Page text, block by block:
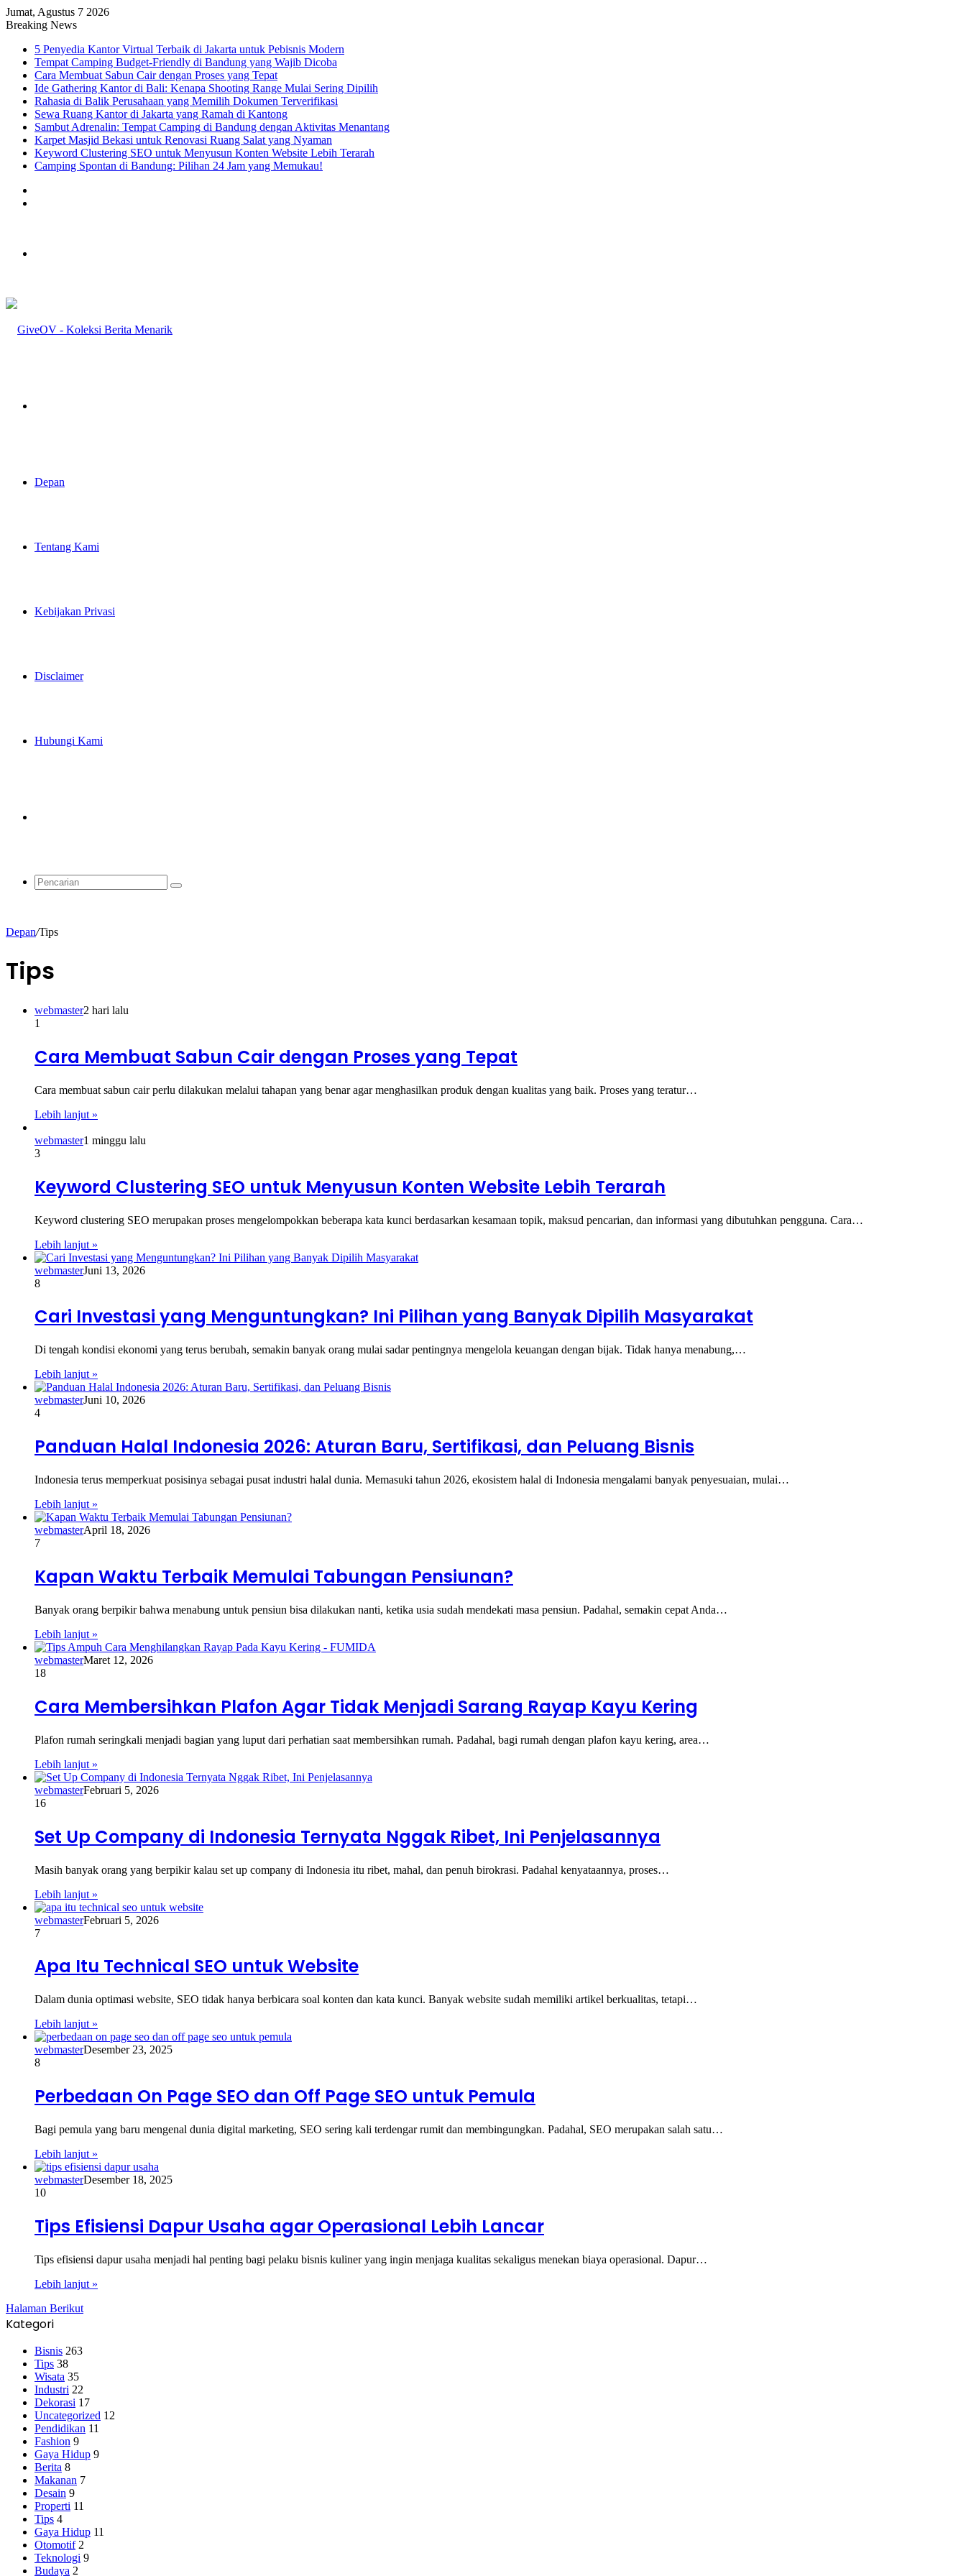
Jumat, Agustus 7 2026
Breaking News
5 Penyedia Kantor Virtual Terbaik di Jakarta untuk Pebisnis Modern
Tempat Camping Budget-Friendly di Bandung yang Wajib Dicoba
Cara Membuat Sabun Cair dengan Proses yang Tepat
Ide Gathering Kantor di Bali: Kenapa Shooting Range Mulai Sering Dipilih
Rahasia di Balik Perusahaan yang Memilih Dokumen Terverifikasi
Sewa Ruang Kantor di Jakarta yang Ramah di Kantong
Sambut Adrenalin: Tempat Camping di Bandung dengan Aktivitas Menantang
Karpet Masjid Bekasi untuk Renovasi Ruang Salat yang Nyaman
Keyword Clustering SEO untuk Menyusun Konten Website Lebih Terarah
Camping Spontan di Bandung: Pilihan 24 Jam yang Memukau!
Depan
Tentang Kami
Kebijakan Privasi
Disclaimer
Hubungi Kami
Acak
Pencarian
Depan/Tips
Tips
webmaster2 hari lalu
1
Cara Membuat Sabun Cair dengan Proses yang Tepat
Cara membuat sabun cair perlu dilakukan melalui tahapan yang benar agar menghasilkan produk dengan kualitas yang baik. Proses yang teratur…
Lebih lanjut »
webmaster1 minggu lalu
3
Keyword Clustering SEO untuk Menyusun Konten Website Lebih Terarah
Keyword clustering SEO merupakan proses mengelompokkan beberapa kata kunci berdasarkan kesamaan topik, maksud pencarian, dan informasi yang dibutuhkan pengguna. Cara…
Lebih lanjut »
webmasterJuni 13, 2026
8
Cari Investasi yang Menguntungkan? Ini Pilihan yang Banyak Dipilih Masyarakat
Di tengah kondisi ekonomi yang terus berubah, semakin banyak orang mulai sadar pentingnya mengelola keuangan dengan bijak. Tidak hanya menabung,…
Lebih lanjut »
webmasterJuni 10, 2026
4
Panduan Halal Indonesia 2026: Aturan Baru, Sertifikasi, dan Peluang Bisnis
Indonesia terus memperkuat posisinya sebagai pusat industri halal dunia. Memasuki tahun 2026, ekosistem halal di Indonesia mengalami banyak penyesuaian, mulai…
Lebih lanjut »
webmasterApril 18, 2026
7
Kapan Waktu Terbaik Memulai Tabungan Pensiunan?
Banyak orang berpikir bahwa menabung untuk pensiun bisa dilakukan nanti, ketika usia sudah mendekati masa pensiun. Padahal, semakin cepat Anda…
Lebih lanjut »
webmasterMaret 12, 2026
18
Cara Membersihkan Plafon Agar Tidak Menjadi Sarang Rayap Kayu Kering
Plafon rumah seringkali menjadi bagian yang luput dari perhatian saat membersihkan rumah. Padahal, bagi rumah dengan plafon kayu kering, area…
Lebih lanjut »
webmasterFebruari 5, 2026
16
Set Up Company di Indonesia Ternyata Nggak Ribet, Ini Penjelasannya
Masih banyak orang yang berpikir kalau set up company di Indonesia itu ribet, mahal, dan penuh birokrasi. Padahal kenyataannya, proses…
Lebih lanjut »
webmasterFebruari 5, 2026
7
Apa Itu Technical SEO untuk Website
Dalam dunia optimasi website, SEO tidak hanya berbicara soal konten dan kata kunci. Banyak website sudah memiliki artikel berkualitas, tetapi…
Lebih lanjut »
webmasterDesember 23, 2025
8
Perbedaan On Page SEO dan Off Page SEO untuk Pemula
Bagi pemula yang baru mengenal dunia digital marketing, SEO sering kali terdengar rumit dan membingungkan. Padahal, SEO merupakan salah satu…
Lebih lanjut »
webmasterDesember 18, 2025
10
Tips Efisiensi Dapur Usaha agar Operasional Lebih Lancar
Tips efisiensi dapur usaha menjadi hal penting bagi pelaku bisnis kuliner yang ingin menjaga kualitas sekaligus menekan biaya operasional. Dapur…
Lebih lanjut »
Halaman Berikut
Kategori
Bisnis 263
Tips 38
Wisata 35
Industri 22
Dekorasi 17
Uncategorized 12
Pendidikan 11
Fashion 9
Gaya Hidup 9
Berita 8
Makanan 7
Desain 9
Properti 11
Tips 4
Gaya Hidup 11
Otomotif 2
Teknologi 9
Budaya 2